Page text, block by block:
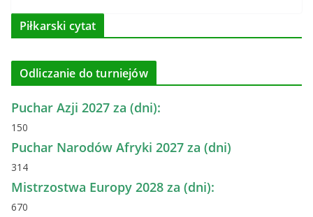
Piłkarski cytat
Odliczanie do turniejów
Puchar Azji 2027 za (dni):
150
Puchar Narodów Afryki 2027 za (dni)
314
Mistrzostwa Europy 2028 za (dni):
670